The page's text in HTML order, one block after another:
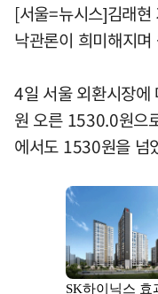
[서울=뉴시스]김래
낙관론이 희미해지
4일 서울 외환시장
원 오른 1530.0원으
에서도 1530원을 넘